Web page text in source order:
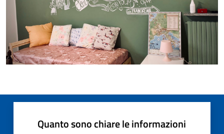
Quanto sono chiare le informazioni